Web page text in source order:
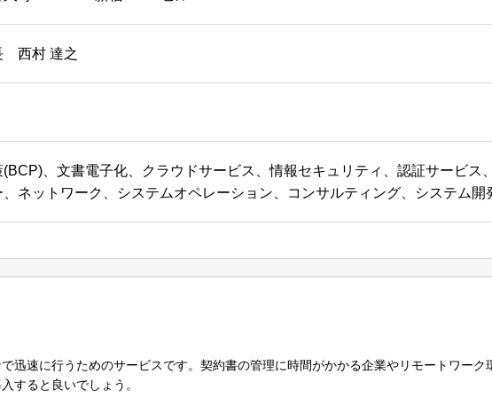
西村 達之
、文書電子化、クラウドサービス、情報セキュリティ、認証サービス、
ネットワーク、システムオペレーション、コンサルティング、システム開
迅速に行うためのサービスです。契約書の管理に時間がかかる企業やリモートワーク
すると良いでしょう。